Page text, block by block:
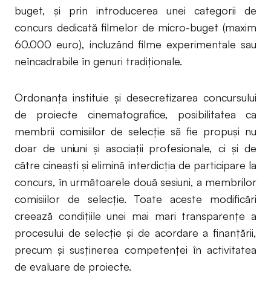
buget, și prin introducerea unei categorii de
concurs dedicată filmelor de micro-buget (maxim
60.000 euro), incluzând filme experimentale sau
neîncadrabile în genuri tradiționale.
Ordonanța instituie și desecretizarea concursului
de proiecte cinematografice, posibilitatea ca
membrii comisiilor de selecție să fie propuși nu
doar de uniuni și asociații profesionale, ci și de
către cineaști și elimină interdicția de participare la
concurs, în următoarele două sesiuni, a membrilor
comisiilor de selecție. Toate aceste modificări
creează condițiile unei mai mari transparențe a
procesului de selecție și de acordare a finanțării,
precum și susținerea competenței în activitatea
de evaluare de proiecte.